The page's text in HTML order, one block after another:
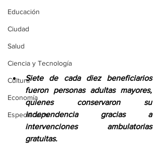
Educación
Ciudad
Salud
Ciencia y Tecnología
Cultura
Economía
Espectáculos
Siete de cada diez beneficiarios
fueron personas adultas mayores,
quienes conservaron su
independencia gracias a
intervenciones ambulatorias
gratuitas.